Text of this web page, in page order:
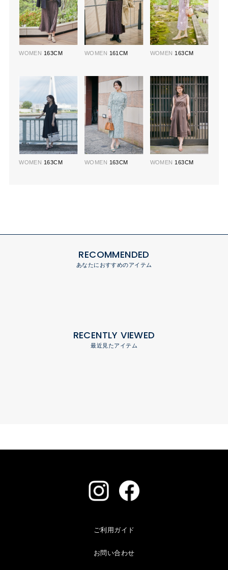
WOMEN 163CM WOMEN 161CM WOMEN 163CM
WOMEN 163CM WOMEN 163CM WOMEN 163CM
RECOMMENDED
あなたにおすすめのアイテム
RECENTLY VIEWED
最近見たアイテム
ご利用ガイド
お問い合わせ